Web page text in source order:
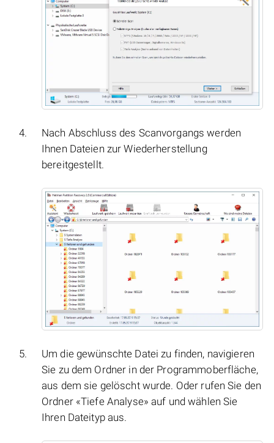
Nach Abschluss des Scanvorgangs werden
Ihnen Dateien zur Wiederherstellung
bereitgestellt.
Um die gewünschte Datei zu finden, navigieren
Sie zu dem Ordner in der Programmoberfläche,
aus dem sie gelöscht wurde. Oder rufen Sie den
Ordner «Tiefe Analyse» auf und wählen Sie
Ihren Dateityp aus.